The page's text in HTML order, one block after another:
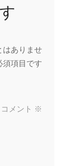
はありませ
須項目です
コメント ※